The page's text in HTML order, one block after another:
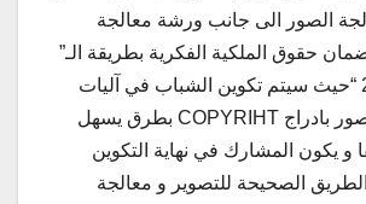
الصور الى جانب ورشة معالجة
حقوق الملكية الفكرية بطريقة الـ”
فوتوشوب 2023 “حيث سيتم تكوين الشباب في آليات
حفظ و توثيق الصور بادراج COPYRIHT بطرق يسهل
و يكون المشارك في نهاية التكوين
الصحيحة للتصوير و معالجة